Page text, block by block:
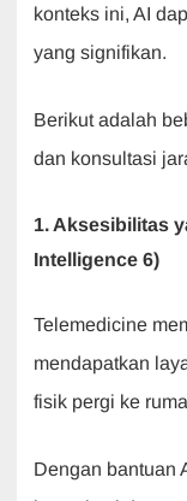
konteks ini, AI
yang signifikan.
Berikut adalah
dan konsultasi
1. Aksesibilitas
Intelligence 6)
Telemedicine
mendapatkan
fisik pergi ke
Dengan bantuan